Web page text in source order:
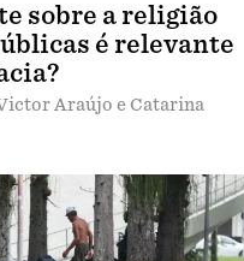
sobre a religião
é relevante
Araújo e Catarina